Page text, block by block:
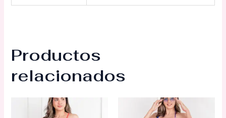
Productos
relacionados